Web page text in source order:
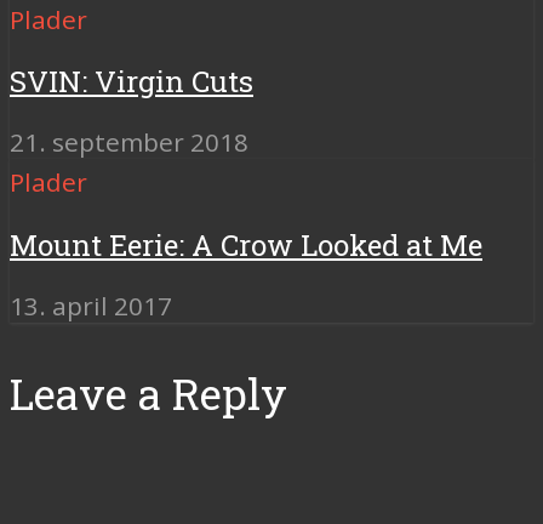
Plader
SVIN: Virgin Cuts
21. september 2018
Plader
Mount Eerie: A Crow Looked at Me
13. april 2017
Leave a Reply